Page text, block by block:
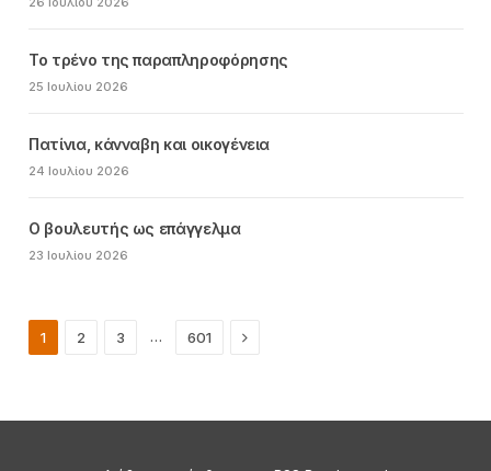
Το τρένο της παραπληροφόρησης
25 Ιουλίου 2026
Πατίνια, κάνναβη και οικογένεια
24 Ιουλίου 2026
Ο βουλευτής ως επάγγελμα
23 Ιουλίου 2026
1 2 3 … 601 Next